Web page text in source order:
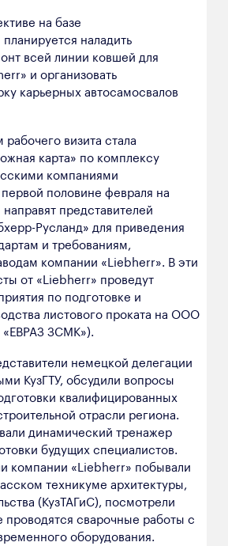
на базе
наладить
всей линии ковшей для
и организовать
карьерных автосамосвалов
визита стала
карта» по комплексу
компаниями
половине февраля на
представителей
Русланд» для приведения
и требованиям,
компании «Liebherr». В эти
от «Liebherr» проведут
по подготовке и
листового проката на ООО
«ЕВРАЗ ЗСМК»).
немецкой делегации
КузГТУ, обсудили вопросы
квалифицированных
отрасли региона.
динамический тренажер
будущих специалистов.
компании «Liebherr» побывали
техникуме архитектуры,
(КузТАГиС), посмотрели
проводятся сварочные работы с
оборудования.